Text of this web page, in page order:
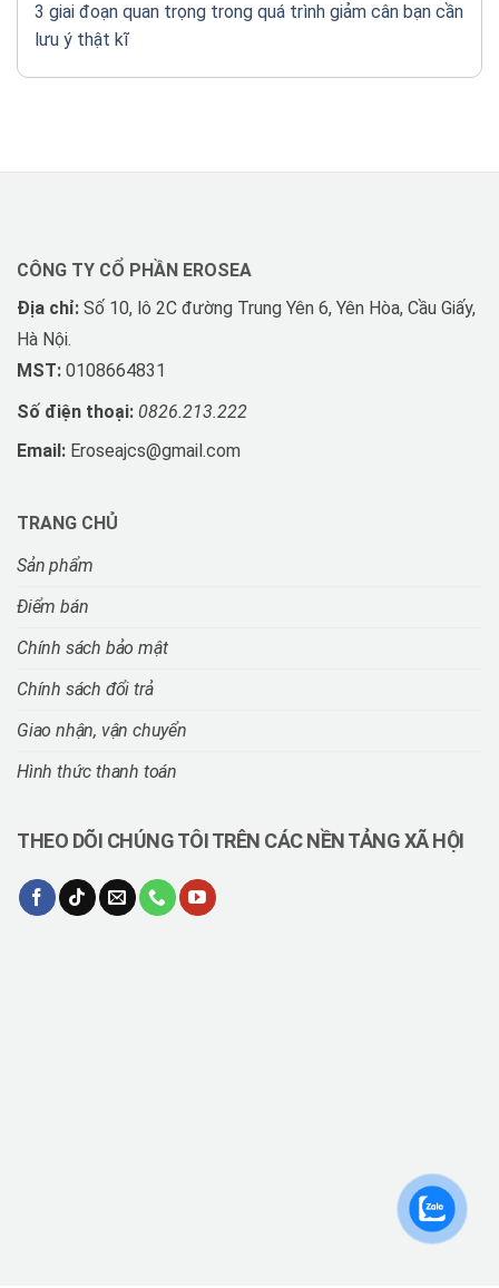
3 giai đoạn quan trọng trong quá trình giảm cân bạn cần
lưu ý thật kĩ
CÔNG TY CỔ PHẦN EROSEA
Địa chỉ: Số 10, lô 2C đường Trung Yên 6, Yên Hòa, Cầu Giấy,
Hà Nội.
MST: 0108664831
Số điện thoại: 0826.213.222
Email: Eroseajcs@gmail.com
TRANG CHỦ
Sản phẩm
Điểm bán
Chính sách bảo mật
Chính sách đổi trả
Giao nhận, vận chuyển
Hình thức thanh toán
THEO DÕI CHÚNG TÔI TRÊN CÁC NỀN TẢNG XÃ HỘI